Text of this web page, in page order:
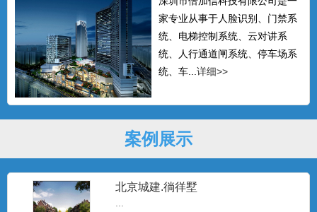
家专业从事于人脸识别、门禁系
统、电梯控制系统、云对讲系
统、人行通道闸系统、停车场系
统、车... 详细>>
案例展示
北京城建.徜徉墅
...